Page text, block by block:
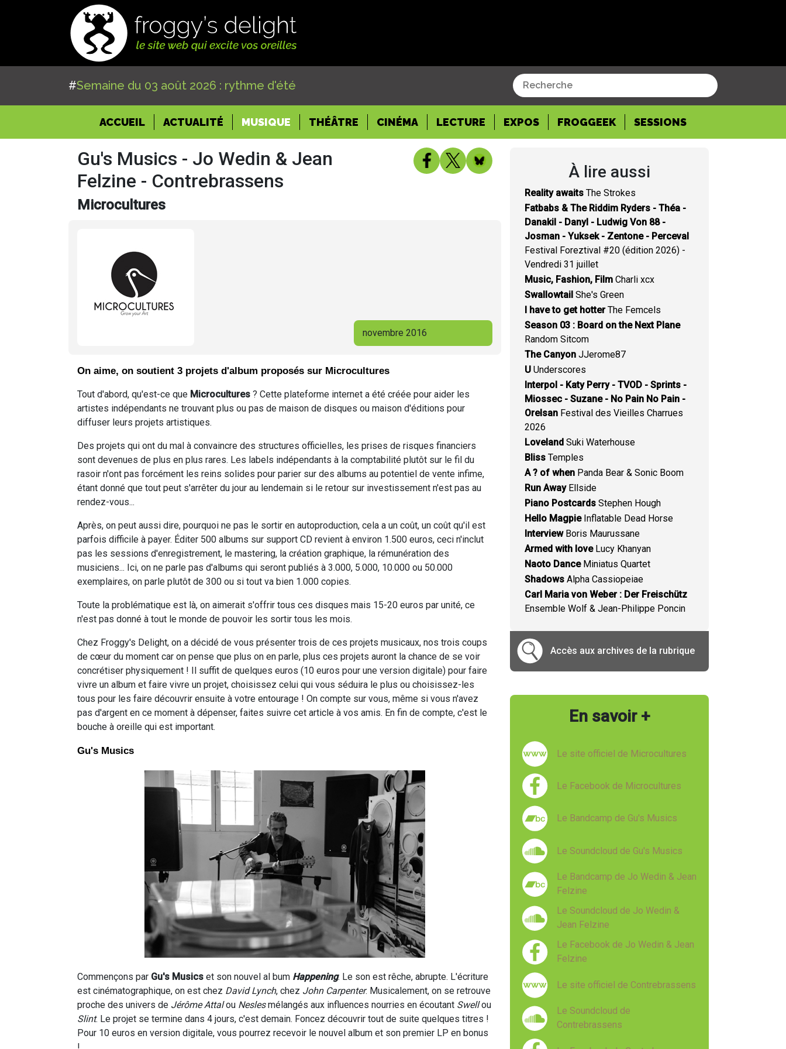
#Semaine du 03 août 2026 : rythme d'été
ACCUEIL(CURRENT)
ACTUALITÉ MUSIQUE THÉÂTRE CINÉMA LECTURE EXPOS FROGGEEK SESSIONS
Gu's Musics - Jo Wedin & Jean
Felzine - Contrebrassens
Microcultures
novembre 2016
On aime, on soutient 3 projets d'album proposés sur Microcultures
Tout d'abord, qu'est-ce que Microcultures ? Cette plateforme internet a été créée pour aider les
artistes indépendants ne trouvant plus ou pas de maison de disques ou maison d'éditions pour
diffuser leurs projets artistiques.
Des projets qui ont du mal à convaincre des structures officielles, les prises de risques financiers
sont devenues de plus en plus rares. Les labels indépendants à la comptabilité plutôt sur le fil du
rasoir n'ont pas forcément les reins solides pour parier sur des albums au potentiel de vente infime,
étant donné que tout peut s'arrêter du jour au lendemain si le retour sur investissement n'est pas au
rendez-vous...
Après, on peut aussi dire, pourquoi ne pas le sortir en autoproduction, cela a un coût, un coût qu'il est
parfois difficile à payer. Éditer 500 albums sur support CD revient à environ 1.500 euros, ceci n'inclut
pas les sessions d'enregistrement, le mastering, la création graphique, la rémunération des
musiciens... Ici, on ne parle pas d'albums qui seront publiés à 3.000, 5.000, 10.000 ou 50.000
exemplaires, on parle plutôt de 300 ou si tout va bien 1.000 copies.
Toute la problématique est là, on aimerait s'offrir tous ces disques mais 15-20 euros par unité, ce
n'est pas donné à tout le monde de pouvoir les sortir tous les mois.
Chez Froggy's Delight, on a décidé de vous présenter trois de ces projets musicaux, nos trois coups
de cœur du moment car on pense que plus on en parle, plus ces projets auront la chance de se voir
concrétiser physiquement ! Il suffit de quelques euros (10 euros pour une version digitale) pour faire
vivre un album et faire vivre un projet, choisissez celui qui vous séduira le plus ou choisissez-les
tous pour les faire découvrir ensuite à votre entourage ! On compte sur vous, même si vous n'avez
pas d'argent en ce moment à dépenser, faites suivre cet article à vos amis. En fin de compte, c'est le
bouche à oreille qui est important.
Gu's Musics
Commençons par Gu's Musics et son nouvel al bum Happening. Le son est rêche, abrupte. L'écriture
est cinématographique, on est chez David Lynch, chez John Carpenter. Musicalement, on se retrouve
proche des univers de Jérôme Attalou Neslesmélangés aux influences nourries en écoutant Swellou
Slint. Le projet se termine dans 4 jours, c'est demain. Foncez découvrir tout de suite quelques titres !
Pour 10 euros en version digitale, vous pourrez recevoir le nouvel album et son premier LP en bonus
À lire aussi
Reality awaits The Strokes
Fatbabs & The Riddim Ryders - Théa -
Danakil - Danyl - Ludwig Von 88 -
Josman - Yuksek - Zentone - Perceval
Festival Foreztival #20 (édition 2026) -
Vendredi 31 juillet
Music, Fashion, Film Charli xcx
Swallowtail She's Green
I have to get hotterThe Femcels
Season 03 : Board on the Next Plane
Random Sitcom
The Canyon JJerome87
U Underscores
Interpol - Katy Perry - TVOD - Sprints -
Miossec - Suzane - No Pain No Pain -
Orelsan Festival des Vieilles Charrues
2026
Loveland Suki Waterhouse
Bliss Temples
A ? of when Panda Bear & Sonic Boom
Run AwayEllside
Piano Postcards Stephen Hough
Hello MagpieInflatable Dead Horse
InterviewBoris Maurussane
Armed with loveLucy Khanyan
Naoto DanceMiniatus Quartet
Shadows Alpha Cassiopeiae
Carl Maria von Weber : Der Freischütz
Ensemble Wolf & Jean-Philippe Poncin
Accès aux archives de la rubrique
En savoir +
Le site officiel de Microcultures
Le Facebook de Microcultures
Le Bandcamp de Gu's Musics
Le Soundcloud de Gu's Musics
Le Bandcamp de Jo Wedin & Jean
Felzine
Le Soundcloud de Jo Wedin &
Jean Felzine
Le Facebook de Jo Wedin & Jean
Felzine
Le site officiel de Contrebrassens
Le Soundcloud de
Contrebrassens